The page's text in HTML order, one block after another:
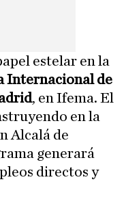
estelar en la
Internacional de
, en Ifema. El
en la
Alcalá de
generará
directos y